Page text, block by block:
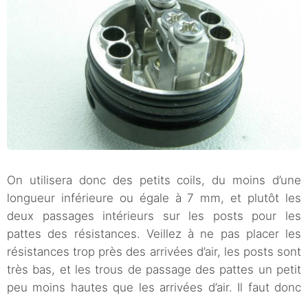
On utilisera donc des petits coils, du moins d’une
longueur inférieure ou égale à 7 mm, et plutôt les
deux passages intérieurs sur les posts pour les
pattes des résistances. Veillez à ne pas placer les
résistances trop près des arrivées d’air, les posts sont
très bas, et les trous de passage des pattes un petit
peu moins hautes que les arrivées d’air. Il faut donc